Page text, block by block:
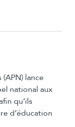
lance
national aux
qu’ils
d’éducation